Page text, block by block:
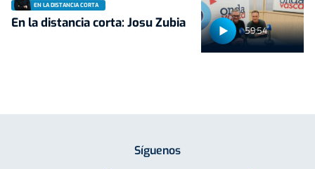
59:54
EN LA DISTANCIA CORTA
En la distancia corta: Josu Zubia
Síguenos